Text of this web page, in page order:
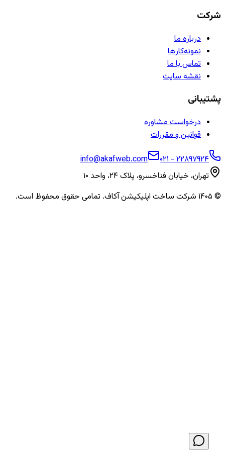
شرکت
درباره ما
نمونه‌کارها
تماس با ما
نقشه سایت
پشتیبانی
درخواست مشاوره
قوانین و مقررات
۰۲۱ - ۲۲۸۹۷۹۲۴
info@akafweb.com
تهران، خیابان فناخسرو، پلاک ۲۴، واحد ۱۰
© ۱۴۰۵ شرکت ساخت اپلیکیشن آکاف. تمامی حقوق محفوظ است.